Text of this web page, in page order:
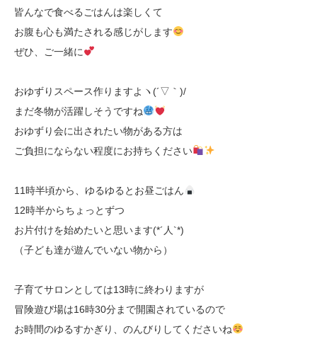
皆んなで食べるごはんは楽しくて
お腹も心も満たされる感じがします
ぜひ、ご一緒に
おゆずりスペース作りますよヽ(´▽｀)/
まだ冬物が活躍しそうですね
おゆずり会に出されたい物がある方は
ご負担にならない程度にお持ちください
11時半頃から、ゆるゆるとお昼ごはん
12時半からちょっとずつ
お片付けを始めたいと思います(*´人`*)
（子ども達が遊んでいない物から）
子育てサロンとしては13時に終わりますが
冒険遊び場は16時30分まで開園されているので
お時間のゆるすかぎり、のんびりしてくださいね